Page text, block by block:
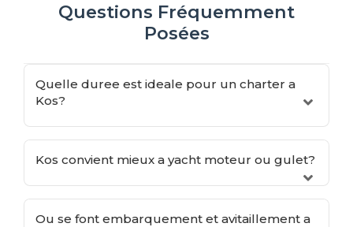
Questions Fréquemment
Posées
Quelle duree est ideale pour un charter a
Kos?
Kos convient mieux a yacht moteur ou gulet?
Ou se font embarquement et avitaillement a